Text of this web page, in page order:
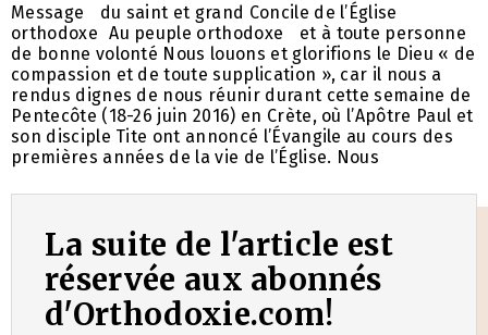
Message du saint et grand Concile de l’Église
orthodoxe Au peuple orthodoxe et à toute personne
de bonne volonté Nous louons et glorifions le Dieu « de
compassion et de toute supplication », car il nous a
rendus dignes de nous réunir durant cette semaine de
Pentecôte (18-26 juin 2016) en Crète, où l’Apôtre Paul et
son disciple Tite ont annoncé l’Évangile au cours des
premières années de la vie de l’Église. Nous
La suite de l'article est
réservée aux abonnés
d'Orthodoxie.com!